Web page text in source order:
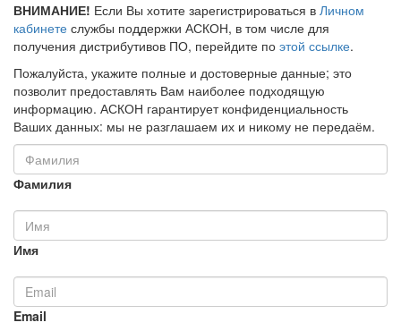
ВНИМАНИЕ! Если Вы хотите зарегистрироваться в Личном
кабинете службы поддержки АСКОН, в том числе для
получения дистрибутивов ПО, перейдите по этой ссылке.
Пожалуйста, укажите полные и достоверные данные; это
позволит предоставлять Вам наиболее подходящую
информацию. АСКОН гарантирует конфиденциальность
Ваших данных: мы не разглашаем их и никому не передаём.
Фамилия
Имя
Email